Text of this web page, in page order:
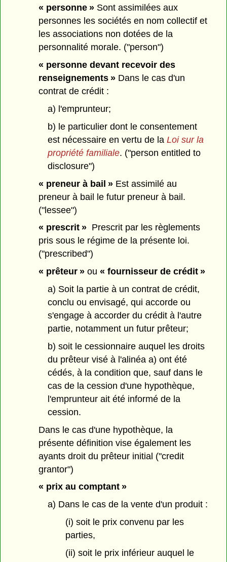
« personne » Sont assimilées aux
personnes les sociétés en nom collectif et
les associations non dotées de la
personnalité morale. ("person")
« personne devant recevoir des
renseignements » Dans le cas d'un
contrat de crédit :
a) l'emprunteur;
b) le particulier dont le consentement
est nécessaire en vertu de la Loi sur la
propriété familiale. ("person entitled to
disclosure")
« preneur à bail » Est assimilé au
preneur à bail le futur preneur à bail.
("lessee")
« prescrit » Prescrit par les règlements
pris sous le régime de la présente loi.
("prescribed")
« prêteur » ou« fournisseur de crédit »
a) Soit la partie à un contrat de crédit,
conclu ou envisagé, qui accorde ou
s'engage à accorder du crédit à l'autre
partie, notamment un futur prêteur;
b) soit le cessionnaire auquel les droits
du prêteur visé à l'alinéa a) ont été
cédés, à la condition que, sauf dans le
cas de la cession d'une hypothèque,
l'emprunteur ait été informé de la
cession.
Dans le cas d'une hypothèque, la
présente définition vise également les
ayants droit du prêteur initial ("credit
grantor")
« prix au comptant »
a) Dans le cas de la vente d'un produit :
(i) soit le prix convenu par les
parties,
(ii) soit le prix inférieur auquel le